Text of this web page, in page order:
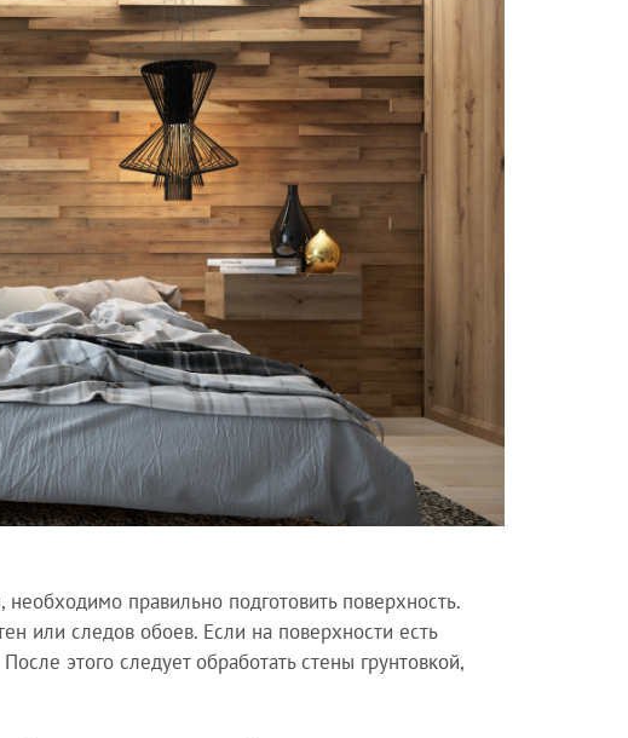
правильно подготовить поверхность.
или следов обоев. Если на поверхности есть
этого следует обработать стены грунтовкой,